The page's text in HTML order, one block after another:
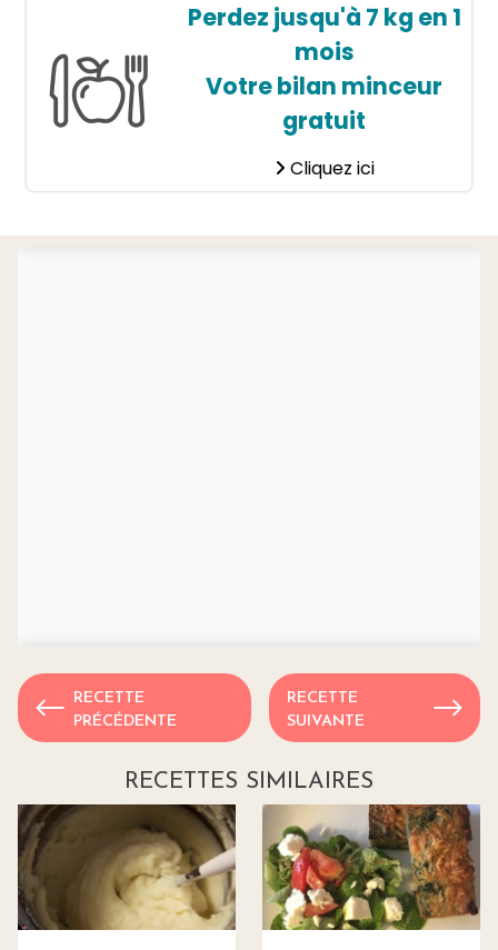
Perdez jusqu'à 7 kg en 1
mois
Votre bilan minceur
gratuit
Cliquez ici
RECETTE
PRÉCÉDENTE
RECETTE
SUIVANTE
RECETTES SIMILAIRES